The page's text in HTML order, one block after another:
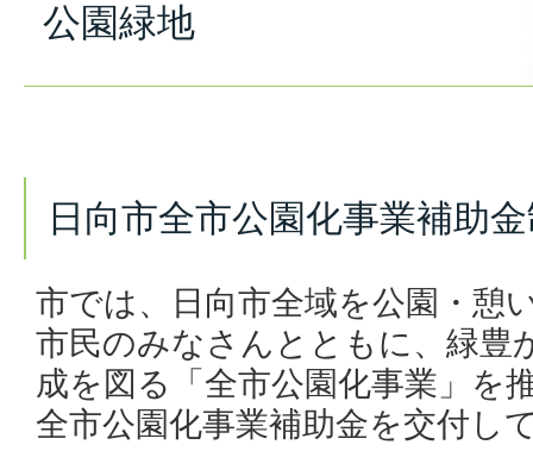
公園緑地
日向市全市公園化事業補助
市では、日向市全域を公園・憩
市民のみなさんとともに、緑豊
成を図る「全市公園化事業」を
全市公園化事業補助金を交付し